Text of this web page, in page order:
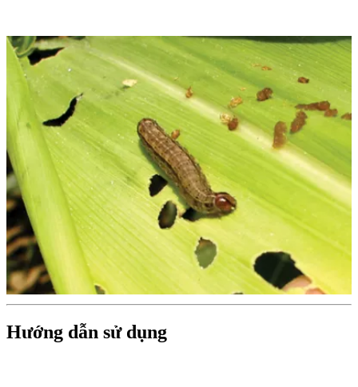
Hướng dẫn sử dụng